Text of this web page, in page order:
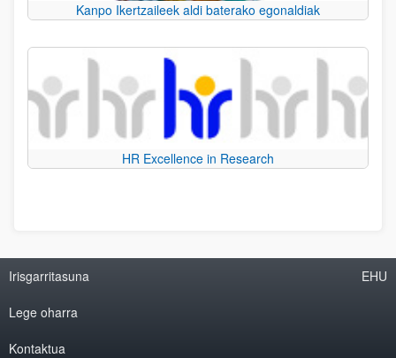
Kanpo Ikertzaileek aldi baterako egonaldiak
HR Excellence in Research
Irisgarritasuna
Lege oharra
Kontaktua
EHU